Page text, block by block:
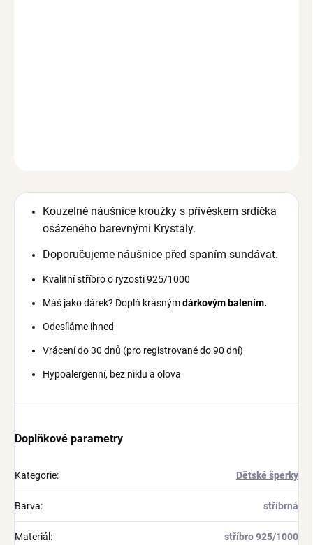
Kouzelné náušnice kroužky s přívěskem srdíčka
osázeného barevnými Krystaly.
Doporučujeme náušnice před spaním sundávat.
Kvalitní stříbro o ryzosti 925/1000
Máš jako dárek? Doplň krásnýmdárkovým balením.
Odesíláme ihned
Vrácení do 30 dnů (pro registrované do 90 dní)
Hypoalergenní, bez niklu a olova
Doplňkové parametry
Kategorie: Dětské šperky
Barva: stříbrná
Materiál : stříbro 925/1000